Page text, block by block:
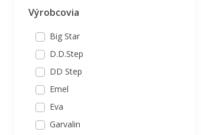
Výrobcovia
Big Star
D.D.Step
DD Step
Emel
Eva
Garvalin